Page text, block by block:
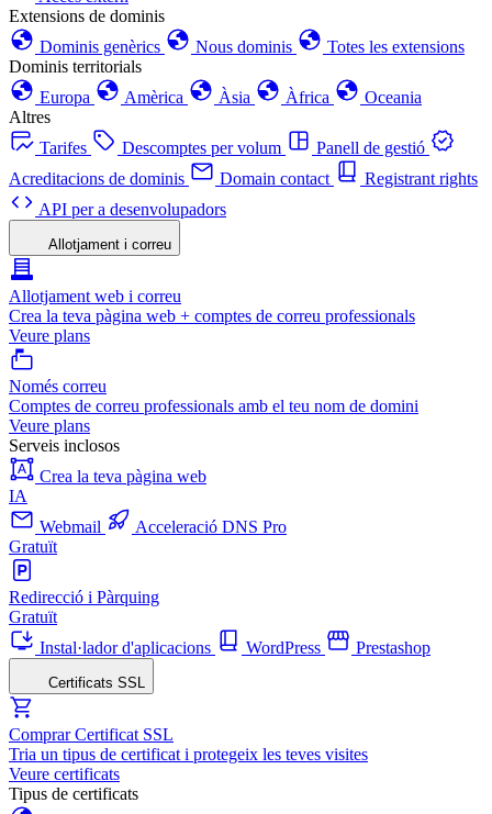
Extensions de dominis
Dominis genèrics
Nous dominis
Totes les extensions
Dominis territorials
Europa
Amèrica Àsia Àfrica
Oceania
Altres
Tarifes
Descomptes per volum
Panell de gestió
Acreditacions de dominis
Domain contact
Registrant rights
API per a desenvolupadors
Allotjament i correu
Allotjament web i correu
Crea la teva pàgina web + comptes de correu professionals
Veure plans
Només correu
Comptes de correu professionals amb el teu nom de domini
Veure plans
Serveis inclosos
Crea la teva pàgina web
IA
Webmail
Acceleració DNS Pro
Gratuït
Redirecció i Pàrquing
Gratuït
Instal·lador d'aplicacions
WordPress Prestashop
Certificats SSL
Comprar Certificat SSL
Tria un tipus de certificat i protegeix les teves visites
Veure certificats
Tipus de certificats